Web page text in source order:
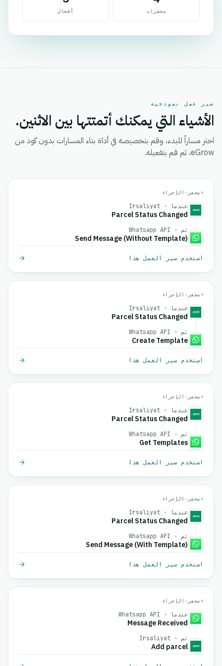
محفزات أفعال
سير عمل نموذجية
الأشياء التي يمكنك أتمتتها بين الاثنين.
اختر مساراً للبدء، وقم بتخصيصه في أداة بناء المسارات بدون كود من
eGrow، ثم قم بتفعيله.
⚡ محفز →الإجراء
عندما · Irsaliyat
Parcel Status Changed
ثم · Whatsapp API
Send Message (Without Template)
استخدم سير العمل هذا
⚡ محفز →الإجراء
عندما · Irsaliyat
Parcel Status Changed
ثم · Whatsapp API
Create Template
استخدم سير العمل هذا
⚡ محفز →الإجراء
عندما · Irsaliyat
Parcel Status Changed
ثم · Whatsapp API
Get Templates
استخدم سير العمل هذا
⚡ محفز →الإجراء
عندما · Irsaliyat
Parcel Status Changed
ثم · Whatsapp API
Send Message (With Template)
استخدم سير العمل هذا
⚡ محفز →الإجراء
عندما · Whatsapp API
Message Received
ثم · Irsaliyat
Add parcel